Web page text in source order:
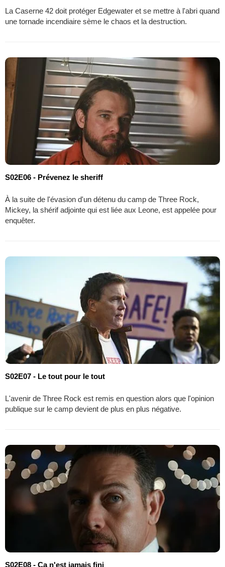
La Caserne 42 doit protéger Edgewater et se mettre à l'abri quand
une tornade incendiaire sème le chaos et la destruction.
S02E06 - Prévenez le sheriff
À la suite de l'évasion d'un détenu du camp de Three Rock,
Mickey, la shérif adjointe qui est liée aux Leone, est appelée pour
enquêter.
S02E07 - Le tout pour le tout
L'avenir de Three Rock est remis en question alors que l'opinion
publique sur le camp devient de plus en plus négative.
S02E08 - Ça n'est jamais fini